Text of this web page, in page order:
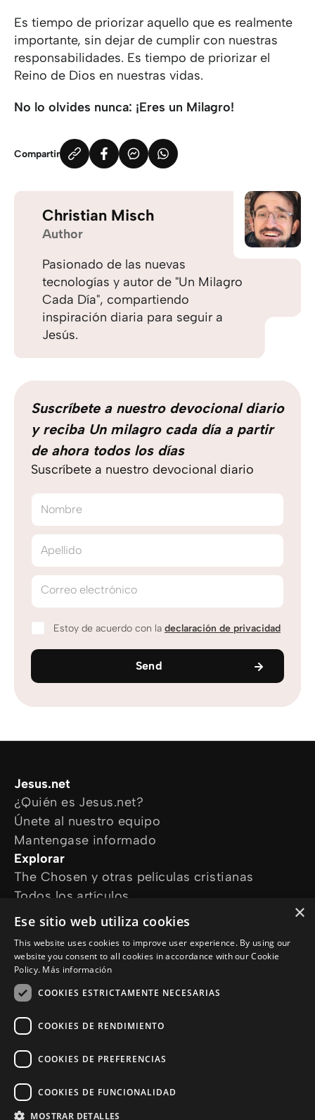
Es tiempo de priorizar aquello que es realmente
importante, sin dejar de cumplir con nuestras
responsabilidades. Es tiempo de priorizar el
Reino de Dios en nuestras vidas.
No lo olvides nunca: ¡Eres un Milagro!
Compartir
Christian Misch
Author
Pasionado de las nuevas
tecnologías y autor de "Un Milagro
Cada Día", compartiendo
inspiración diaria para seguir a
Jesús.
Suscríbete a nuestro devocional diario
y reciba Un milagro cada día a partir
de ahora todos los días
Suscríbete a nuestro devocional diario
Nombre
Apellido
Correo electrónico
Estoy de acuerdo con la declaración de privacidad
Send
Jesus.net
¿Quién es Jesus.net?
Únete al nuestro equipo
Mantengase informado
Explorar
The Chosen y otras películas cristianas
Todos los artículos
Cursos online
¿Cómo podemos ayudarte?
Devocional diario
Necesito oración
Síguenos en
×
Ese sitio web utiliza cookies
This website uses cookies to improve user experience. By using our
website you consent to all cookies in accordance with our Cookie
Policy. Más información
COOKIES ESTRICTAMENTE NECESARIAS
COOKIES DE RENDIMIENTO
COOKIES DE PREFERENCIAS
COOKIES DE FUNCIONALIDAD
MOSTRAR DETALLES